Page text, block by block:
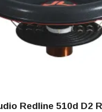
Redline 510d D2